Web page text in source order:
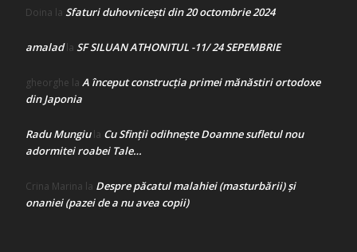
Doina la Sfaturi duhovnicești din 20 octombrie 2024
amaladla SF SILUAN ATHONITUL -11/ 24 SEPEMBRIE
gheorghe la A început construcţia primei mănăstiri ortodoxe
din Japonia
Radu Mungiula Cu Sfinții odihnește Doamne sufletul nou
adormitei roabei Tale…
Crina Marina la Despre păcatul malahiei (masturbării) şi
onaniei (pazei de a nu avea copii)